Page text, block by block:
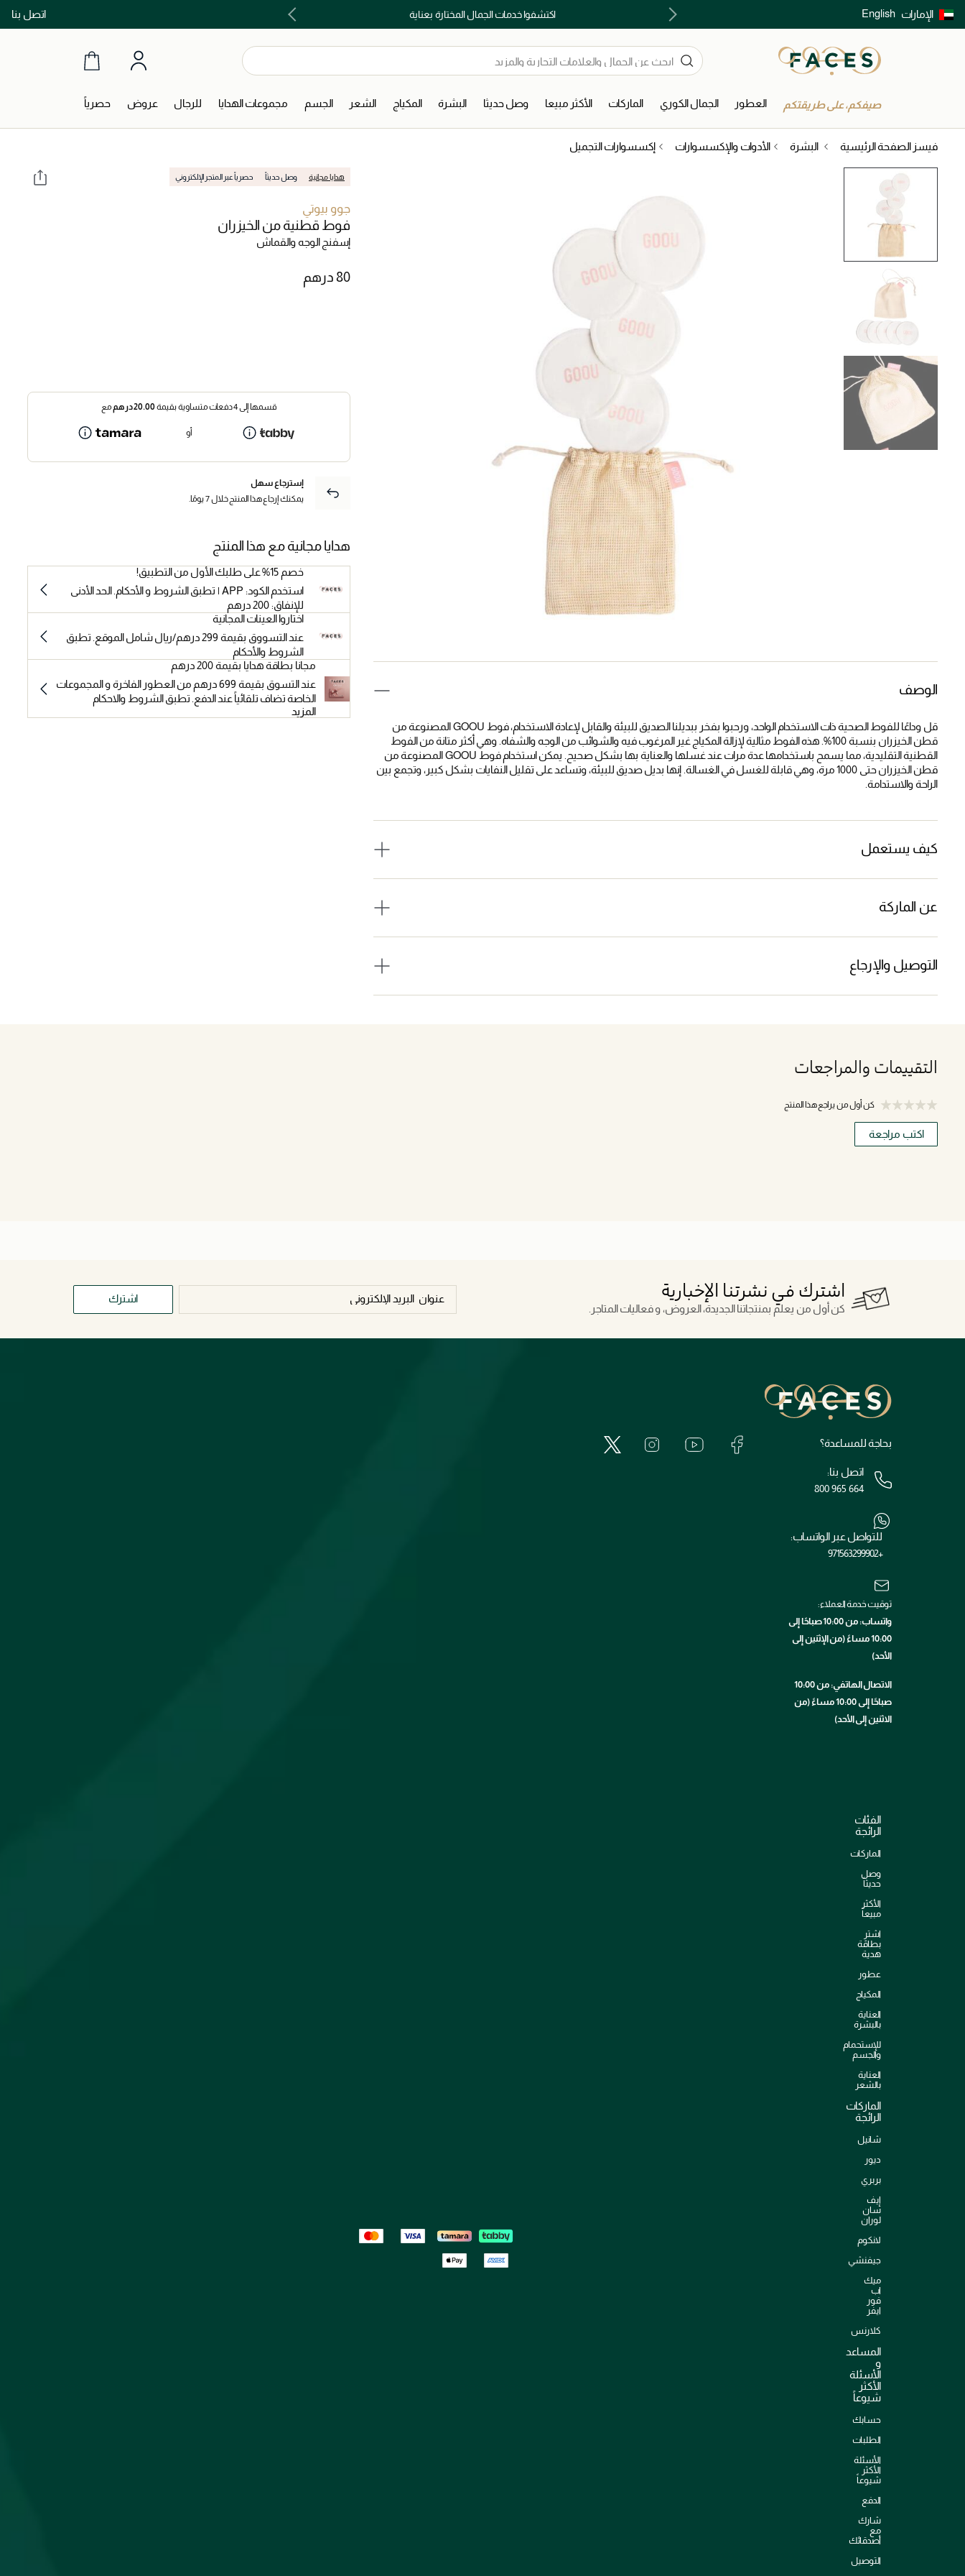
الإمارات English اتصل بنااشتري الآن و ادفع لاحقاً مع تابي و تمارا! اكتشفوا خدمات الجمال المختارة بعناية توصيل سريع على جميع الطلبات ما فوق 299 درهم
صيفكم، على طريقتكم العطور الجمال الكوري الماركات الأكثر مبيعا وصل حديثا البشرة المكياج الشعر الجسم مجموعات الهدايا للرجال عروض حصرياً
فيسز الصفحة الرئيسية البشرة الأدوات والإكسسوارات إكسسوارات التجميل
الوصف
قل وداعًا للفوط الصحية ذات الاستخدام الواحد، ورحبوا بفخر ببديلنا الصديق للبيئة والقابل لإعادة الاستخدام، فوط GOOU المصنوعة من
قطن الخيزران بنسبة 100%. هذه الفوط مثالية لإزالة المكياج غير المرغوب فيه والشوائب من الوجه والشفاه. وهي أكثر متانة من الفوط
القطنية التقليدية، مما يسمح باستخدامها عدة مرات عند غسلها والعناية بها بشكل صحيح. يمكن استخدام فوط GOOU المصنوعة من
قطن الخيزران حتى 1000 مرة، وهي قابلة للغسل في الغسالة. إنها بديل صديق للبيئة، وتساعد على تقليل النفايات بشكل كبير، وتجمع بين
الراحة والاستدامة.
كيف يستعمل
عن الماركة
التوصيل والإرجاع
هدايا مجانية وصل حديثاً حصرياً عبر المتجر الإلكتروني
جوو بيوتي
فوط قطنية من الخيزران
إسفنج الوجه والقماش
قسمها إلى 4 دفعات متساوية بقيمة 20.00درهممع
أو
إسترجاع سهل
يمكنك إرجاع هذا المنتج خلال 7 يومًا.
هدايا مجانية مع هذا المنتج
خصم 15% على طلبك الأول من التطبيق!
استخدم الكود: APP | تطبق الشروط و الأحكام. الحد الأدنى
للإنفاق: 200 درهم
اختاروا العينات المجانية
عند التسووق بقيمة 299 درهم/ريال شامل الموقع. تطبق
الشروط والأحكام
مجانا بطاقة هدايا بقيمة 200 درهم
عند التسوق بقيمة 699 درهم من العطور الفاخرة و المجموعات
الخاصة تضاف تلقائياً عند الدفع. تطبق الشروط والاحكام
المزيد
التقييمات والمراجعات
كن أول من يراجع هذا المنتج
اكتب مراجعة
اشترك في نشرتنا الإخبارية
كن أول من يعلم بمنتجاتنا الجديدة، العروض، و فعاليات المتاجر.
اشترك
بحاجة للمساعدة؟
اتصل بنا:
800 965 664
للتواصل عبر الواتساب:
+971563299902
توقيت خدمة العملاء:
واتساب: من 10:00 صباحًا إلى
10:00 مساءً (من الإثنين إلى
الأحد)
الاتصال الهاتفي: من 10:00
صباحًا إلى 10:00 مساءً (من
الاثنين إلى الأحد)
الفئات
الرائجة
الماركات
وصل
حديثاً
الأكثر
مبيعاً
اشترِ
بطاقة
هدية
عطور
المكياج
العناية
بالبشرة
للإستحمام
والجسم
العناية
بالشعر
الماركات
الرائجة
شانيل
ديور
بربري
إيف
سان
لوران
لانكوم
جيفنشي
ميك
اب
فور
ايفر
كلارنس
المساعد
و
الأسئلة
الأكثر
شيوعاً
حسابك
الطلبات
الأسئلة
الأكثر
شيوعاً
الدفع
شارك
مع
أصدقائك
التوصيل